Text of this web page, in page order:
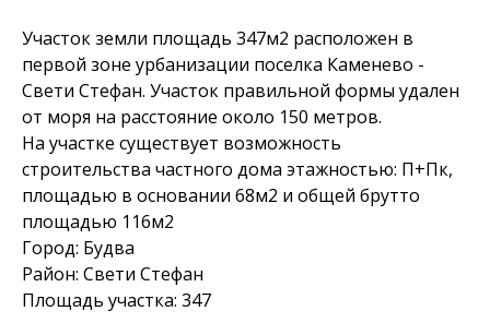
Участок земли площадь 347м2 расположен в
первой зоне урбанизации поселка Каменево -
Свети Стефан. Участок правильной формы удален
от моря на расстояние около 150 метров.
На участке существует возможность
строительства частного дома этажностью: П+Пк,
площадью в основании 68м2 и общей брутто
площадью 116м2
Город: Будва
Район: Свети Стефан
Площадь участка: 347